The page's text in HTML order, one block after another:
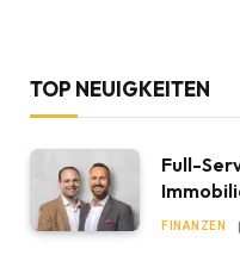
TOP NEUIGKEITEN
Full-
FINANZEN